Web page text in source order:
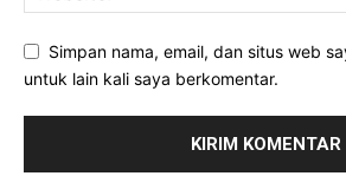
Simpan nama, email, dan situs web
untuk lain kali saya berkomentar.